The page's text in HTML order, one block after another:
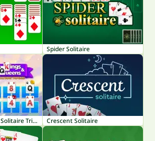
Spider Solitaire
Kings and Queens Solitaire TriPeaks Crescent Solitaire